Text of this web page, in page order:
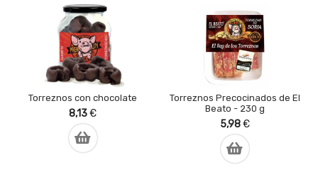
Torreznos con chocolate
8,13€
Torreznos Precocinados de El
Beato - 230 g
5,98€